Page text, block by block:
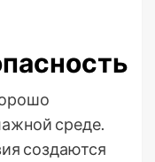
среде.
создаются